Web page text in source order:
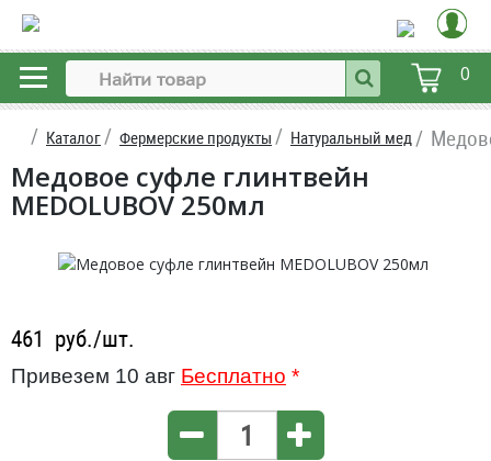
0
Каталог Фермерские продукты Натуральный мед
Медовое суфле глинтвейн
MEDOLUBOV 250мл
461 руб./шт.
Привезем 10 авг Бесплатно *